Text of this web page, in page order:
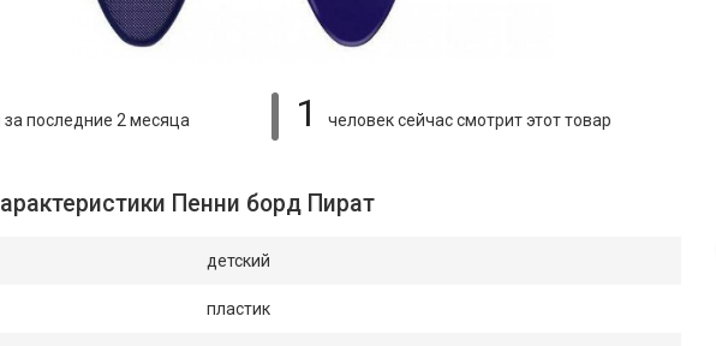
за последние 2 месяца 1 человек сейчас смотритэтот товар
Пенни борд Пират
детский
пластик